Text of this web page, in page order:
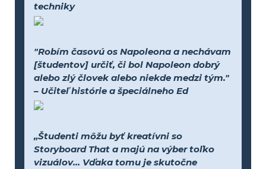
techniky
"Robím časovú os Napoleona a nechávam
[študentov] určiť, či bol Napoleon dobrý
alebo zlý človek alebo niekde medzi tým."
– Učiteľ histórie a špeciálneho Ed
„Študenti môžu byť kreatívni so
Storyboard That a majú na výber toľko
vizuálov... Vďaka tomu je skutočne